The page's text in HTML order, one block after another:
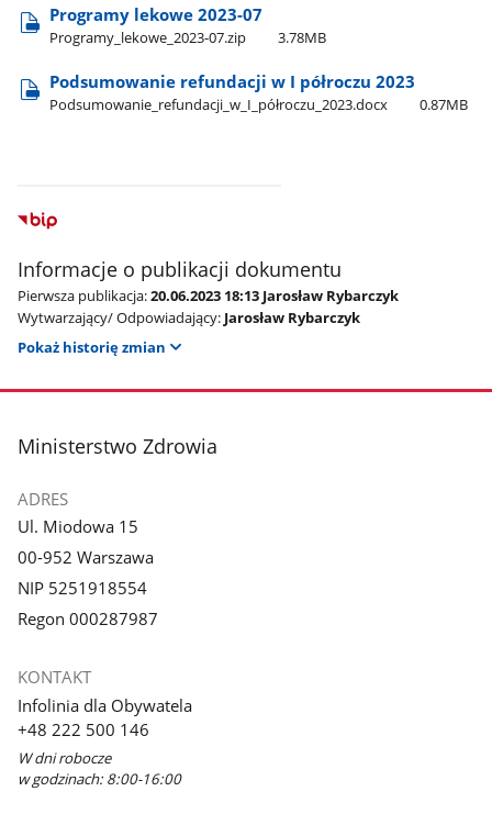
Programy lekowe 2023-07
Programy​_lekowe​_2023-07.zip 3.78MB
Podsumowanie refundacji w I półroczu 2023
Podsumowanie​_refundacji​_w​_I​_półroczu​_2023.docx 0.87MB
Informacje o publikacji dokumentu
Pierwsza publikacja:20.06.2023 18:13 Jarosław Rybarczyk
Wytwarzający/ Odpowiadający: Jarosław Rybarczyk
Pokaż historię zmian
stopka
Ministerstwo Zdrowia
ADRES
Ul. Miodowa 15
00-952 Warszawa
NIP 5251918554
Regon 000287987
KONTAKT
Infolinia dla Obywatela
+48 222 500 146
W dni robocze
w godzinach: 8:00-16:00